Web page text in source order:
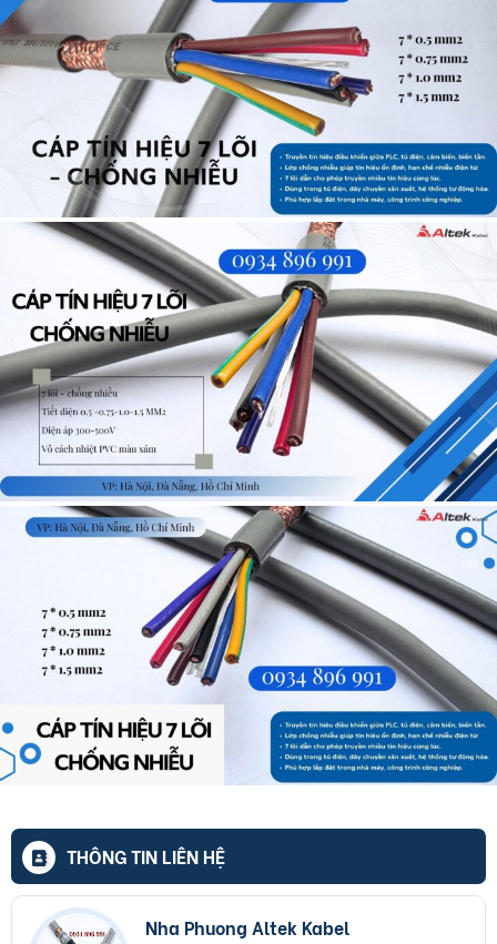
THÔNG TIN LIÊN HỆ
Nha Phuong Altek Kabel